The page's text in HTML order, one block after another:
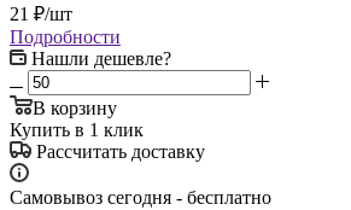
21 ₽/шт
Подробности
Нашли дешевле?
В корзину
Купить в 1 клик
Рассчитать доставку
Самовывоз сегодня - бесплатно